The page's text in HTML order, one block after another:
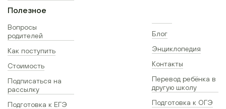
Полезное
Вопросы
родителей
Как поступить
Стоимость
Подписаться на
рассылку
Подготовка к ЕГЭ
Блог
Энциклопедия
Контакты
Перевод ребёнка в
другую школу
Подготовка к ОГЭ